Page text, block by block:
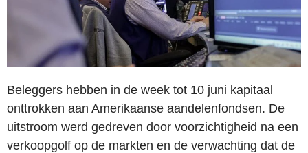
Beleggers hebben in de week tot 10 juni kapitaal
onttrokken aan Amerikaanse aandelenfondsen. De
uitstroom werd gedreven door voorzichtigheid na een
verkoopgolf op de markten en de verwachting dat de